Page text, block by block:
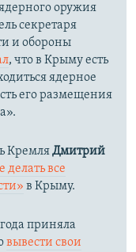
оружия
секретаря
и обороны
, что в Крыму есть
ядерное
его размещения
КремляДмитрий
делать все
в Крыму.
приняла
вывести свои